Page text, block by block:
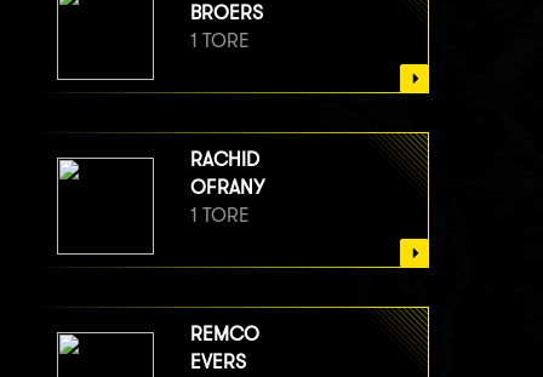
BROERS
1 TORE
RACHID
OFRANY
1 TORE
REMCO
EVERS